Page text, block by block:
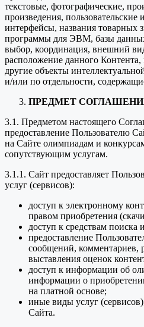
текстовые, фотографические,
произведения,
интерфейсы, названия товарных
программы для ЭВМ, базы
выбор, координация, внешний
расположение данного Контента,
другие объекты
и/или по отдельности,
ПРЕДМЕТ
3.1. Предметом настоящего
предоставление Пользователю
на Сайте олимпиадам и
сопутствующим услугам.
3.1.1. Сайт предоставляет
услуг (сервисов):
доступ к электронному
правом приобретения
доступ к средствам поиска
предоставление
сообщений, комментариев,
выставления оценок
доступ к информации об
информации о
на платной основе;
иные виды услуг
Сайта.